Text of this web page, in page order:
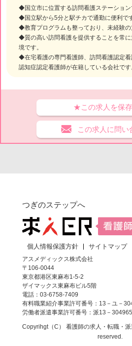
◆国立市に位置する訪問看護ステーション
◆国立駅から5分と駅チカで通勤に便利で
◆教育プログラムも整っており、未経験の
◆質の高い訪問看護を提供することを常
境です。
◆在宅看護の専門看護師、訪問看護認定看
認知症認定看護師が在籍している会社です
★この求人を保
この求人に問い
つぎのステップへ
個人情報保護方針
サイトマップ
アスメディックス株式会社
〒106-0044
東京都港区東麻布1-5-2
ザイマックス東麻布ビル5階
電話：03-6758-7409
有料職業紹介事業許可番号：13－ユ－
労働者派遣事業許可番号：派13－304965
Copyrihgt（C） 看護師の求人・転職・派
reserved.